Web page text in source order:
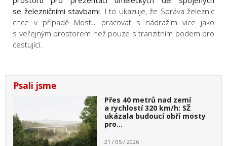
se železničními stavbami. I to ukazuje, že Správa železnic
chce v případě Mostu pracovat s nádražím více jako
s veřejným prostorem než pouze s tranzitním bodem pro
cestující.
Psali jsme
Přes 40 metrů nad zemí
a rychlostí 320 km/h: SŽ
ukázala budoucí obří mosty
pro…
21 / 05 / 2026